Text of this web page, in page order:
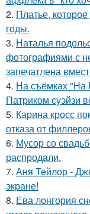
2. Платье,
годы.
3. Наталья
фотографиями с
запечатлена
4. На съёмках "На
Патриком суэйзи
5. Карина кросс
отказа от
6. Мусор со
распродали.
7. Аня Тейлор -
экране!
8. Ева лонгория